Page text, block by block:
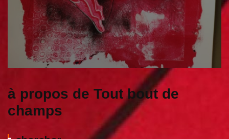
à propos de Tout bout de
champs